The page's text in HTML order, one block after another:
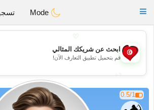
Tunisia Dating
Toggle
💕
💕
ابحث عن شريكك المثالي
قم بتحميل تطبيق التعارف الآن!
0.5/1